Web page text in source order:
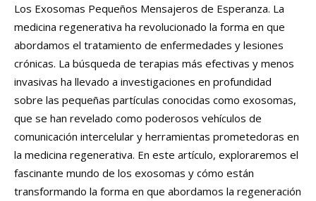
Los Exosomas Pequeños Mensajeros de Esperanza. La
medicina regenerativa ha revolucionado la forma en que
abordamos el tratamiento de enfermedades y lesiones
crónicas. La búsqueda de terapias más efectivas y menos
invasivas ha llevado a investigaciones en profundidad
sobre las pequeñas partículas conocidas como exosomas,
que se han revelado como poderosos vehículos de
comunicación intercelular y herramientas prometedoras en
la medicina regenerativa. En este artículo, exploraremos el
fascinante mundo de los exosomas y cómo están
transformando la forma en que abordamos la regeneración